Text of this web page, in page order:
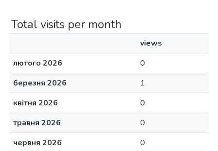
Total visits per month
views
лютого 2026
0
березня 2026
1
квітня 2026
0
травня 2026
0
червня 2026
0